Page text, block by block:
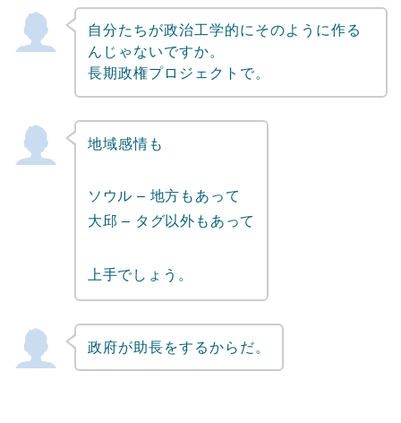
自分たちが政治工学的にそのように作る
んじゃないですか。
長期政権プロジェクトで。
地域感情も
ソウル – 地方もあって
大邱 – タグ以外もあって
上手でしょう。
政府が助長をするからだ。